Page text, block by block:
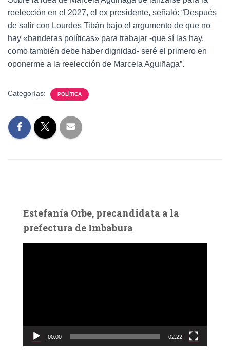
reelección en el 2027, el ex presidente, señaló: “Después
de salir con Lourdes Tibán bajo el argumento de que no
hay «banderas políticas» para trabajar -que sí las hay,
como también debe haber dignidad- seré el primero en
oponerme a la reelección de Marcela Aguiñaga”.
Categorías: POLÍTICA
Estefanía Orbe, precandidata a la
prefectura de Imbabura
c
00:00 02:22